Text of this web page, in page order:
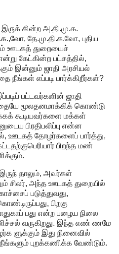
கின்ற அ.தி.மு.க.
தே.மு.தி.க.வோ, புதிய
ஊடகத் துறையைச்
கேட்கின்ற பட்சத்தில்,
இன்னும் ஜாதி அரசியல்
நீங்கள் எப்படி பார்க்கிறீர்கள்?
பட்டவர்களின் ஜாதி
மூலதனமாக்கிக் கொண்டு
கூடியவர்களை மக்கள்
பிரதிபலிப்பு என்ன
ஊடகத் தோழர்களைப் பார்த்து,
பிறந்த மண்
தாலும், அவர்கள்
சிலர், அந்த ஊடகத் துறையில்
படுத்துவது,
பிறகு
பது என்ற பழைய நிலை
வருகிறது. இந்த எண் ணமே
ளுக்கும் இது நினைவில்
புறக்கணிக்க வேண்டும்.